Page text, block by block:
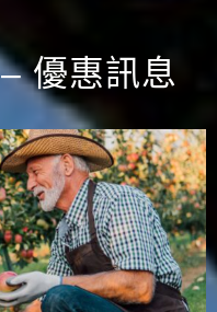
– 優惠訊息